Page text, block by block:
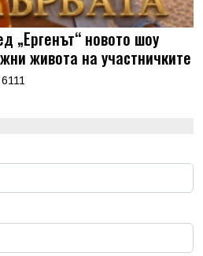
„Ергенът“ новото шоу
живота на участничките
6111